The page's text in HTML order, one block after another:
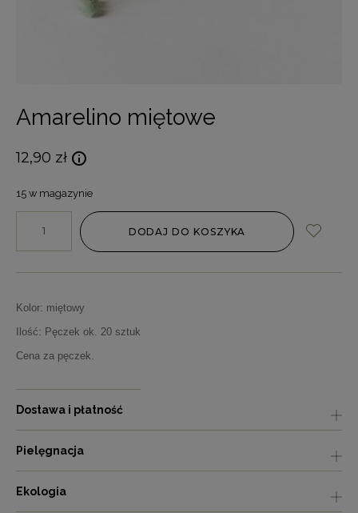
Amarelino miętowe
12,90 zł
15 w magazynie
DODAJ DO KOSZYKA
Kolor: miętowy
Ilość: Pęczek ok. 20 sztuk
Cena za pęczek.
Dostawa i płatność
Pielęgnacja
Ekologia